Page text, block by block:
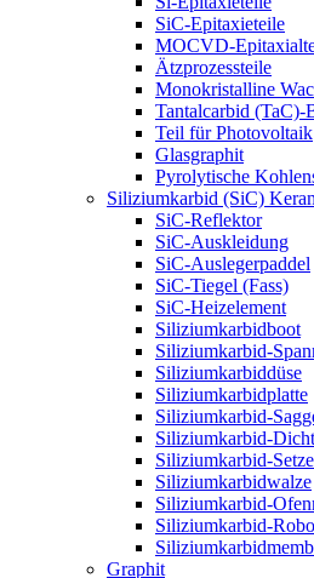
SiC-Epitaxieteile
MOCVD-
Ätzprozessteile
Monokristalline
Tantalcarbid (TaC)-
Teil für Photovoltaik
Glasgraphit
Pyrolytische
Siliziumkarbid (SiC)
SiC-Reflektor
SiC-Auskleidung
SiC-Auslegerpaddel
SiC-Tiegel (Fass)
SiC-Heizelement
Siliziumkarbidboot
Siliziumkarbid-
Siliziumkarbiddüse
Siliziumkarbidplatte
Siliziumkarbid-
Siliziumkarbid-
Siliziumkarbid-
Siliziumkarbidwalze
Siliziumkarbid-
Siliziumkarbid-
Graphit